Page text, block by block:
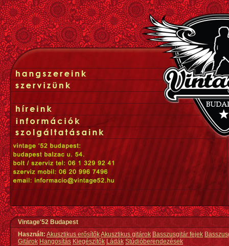
Vintage'52 Budapest
Használt: Akusztikus erősítőkAkusztikus gitárok Basszusgitár fejek
Gitárok Hangosítás Kiegészítők Ládák Stúdióberendezések